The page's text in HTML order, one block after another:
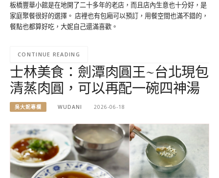
板橋豐華小館是在地開了二十多年的老店，而且店內生意也十分好，是
家庭聚餐很好的選擇。 店裡也有包廂可以預訂，用餐空間也滿不錯的，
餐點也都算好吃，大妮自己還滿喜歡。
CONTINUE READING
士林美食：劍潭肉圓王~台北現包
清蒸肉圓，可以再配一碗四神湯
吳大妮專欄 WUDANI 2026-06-18